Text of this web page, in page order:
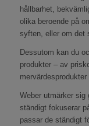
hållbarhet,
olika beroende på
syften, eller om det
Dessutom kan du
produkter – av
Weber utmärker sig
ständigt fokuserar
passar de ständigt